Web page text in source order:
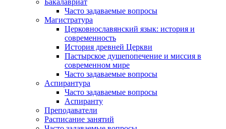
Часто задаваемые вопросы
Магистратура
Церковнославянский язык: история и
современность
История древней Церкви
Пастырское душепопечение и миссия в
современном мире
Часто задаваемые вопросы
Аспирантура
Часто задаваемые вопросы
Аспиранту
Преподаватели
Расписание занятий